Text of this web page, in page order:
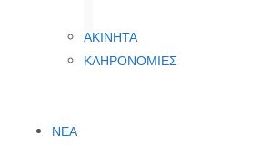
ΑΚΙΝΗΤΑ
ΚΛΗΡΟΝΟΜΙΕΣ
ΝΕΑ